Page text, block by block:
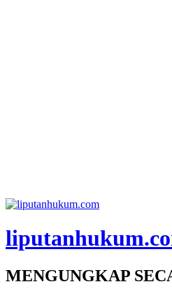
MENGUNGKAP